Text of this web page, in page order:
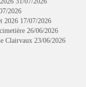
2026
2026 17/07/2026
26/06/2026
Clairvaux 23/06/2026